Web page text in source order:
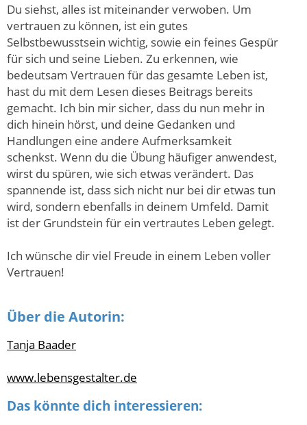
Du siehst, alles ist miteinander verwoben. Um
vertrauen zu können, ist ein gutes
Selbstbewusstsein wichtig, sowie ein feines Gespür
für sich und seine Lieben. Zu erkennen, wie
bedeutsam Vertrauen für das gesamte Leben ist,
hast du mit dem Lesen dieses Beitrags bereits
gemacht. Ich bin mir sicher, dass du nun mehr in
dich hinein hörst, und deine Gedanken und
Handlungen eine andere Aufmerksamkeit
schenkst. Wenn du die Übung häufiger anwendest,
wirst du spüren, wie sich etwas verändert. Das
spannende ist, dass sich nicht nur bei dir etwas tun
wird, sondern ebenfalls in deinem Umfeld. Damit
ist der Grundstein für ein vertrautes Leben gelegt.
Ich wünsche dir viel Freude in einem Leben voller
Vertrauen!
Über die Autorin:
Tanja Baader
www.lebensgestalter.de
Das könnte dich interessieren: